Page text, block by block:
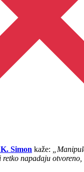
Simon kaže:
retko napadaju